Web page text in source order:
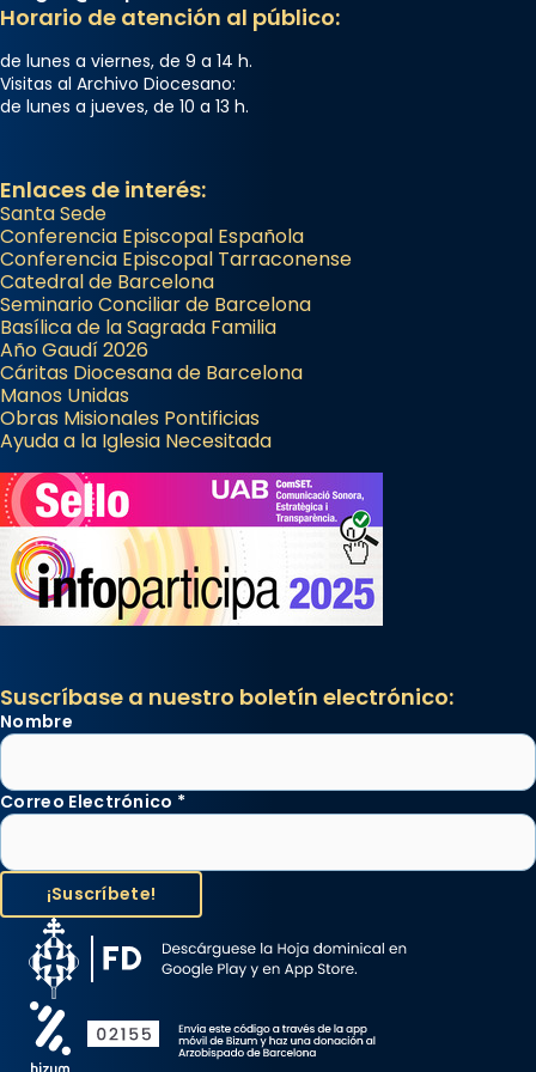
Segons el llibre dels Fets (12,2) fou el primer
apòstol màrtir, decapitat a Jerusalem per
Herodes Agripa (vers l'any 44).
Patró de Galícia, després de les invasions
Regnes castellans i més tard de tota
Espanya.
El seu sepulcre a Compostela fou un g
...Ver más
Foto
View on Facebook Share
Horario de atención al público:
de lunes a viernes, de 9 a 14 h.
Visitas al Archivo Diocesano:
de lunes a jueves, de 10 a 13 h.
Enlaces de interés:
Santa Sede
Conferencia Episcopal Española
Conferencia Episcopal Tarraconense
Catedral de Barcelona
Seminario Conciliar de Barcelona
Basílica de la Sagrada Familia
Año Gaudí 2026
Cáritas Diocesana de Barcelona
Manos Unidas
Obras Misionales Pontificias
Ayuda a la Iglesia Necesitada
Suscríbase a nuestro boletín electrónico:
Nombre
Correo Electrónico *